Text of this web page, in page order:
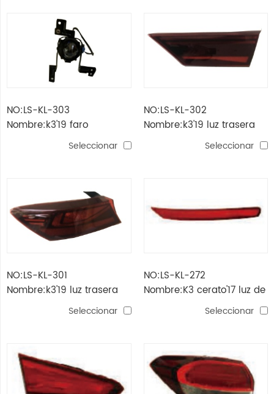
NO:LS-KL-303
Nombre:k3'19 faro
Seleccionar
NO:LS-KL-302
Nombre:k3'19 luz trasera
Seleccionar
NO:LS-KL-301
Nombre:k3'19 luz trasera
Seleccionar
NO:LS-KL-272
Nombre:K3 cerato'17 luz de
parachoques trasero
Seleccionar